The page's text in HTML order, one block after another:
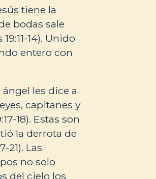
tiene la
bodas sale
14). Unido
entero con
les dice a
capitanes y
18). Estas son
la derrota de
21). Las
no solo
del cielo los